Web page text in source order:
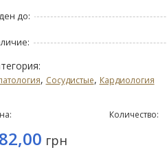
до:
, Сосудистые, Кардиология
грн
Количество: